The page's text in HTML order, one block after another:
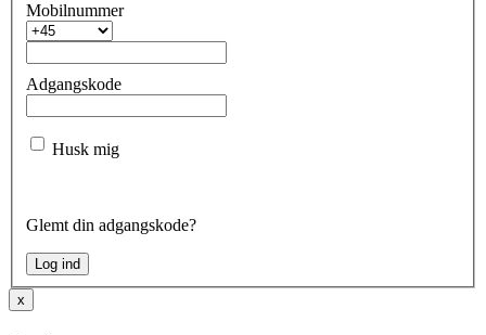
Mobilnummer
Adgangskode
Husk mig
Glemt din adgangskode?
x